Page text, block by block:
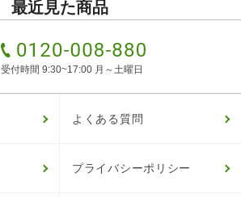
最近見た商品
受付時間 9:30~17:00 月～土曜日
よくある質問
プライバシーポリシー